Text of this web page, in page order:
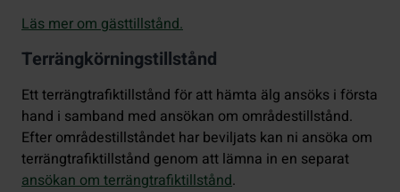
Läs mer om gästtillstånd.
Terrängkörningstillstånd
Ett terrängtrafiktillstånd för att hämta älg ansöks i första
hand i samband med ansökan om områdestillstånd.
Efter områdestillståndet har beviljats kan ni ansöka om
terrängtrafiktillstånd genom att lämna in en separat
ansökan om terrängtrafiktillstånd.